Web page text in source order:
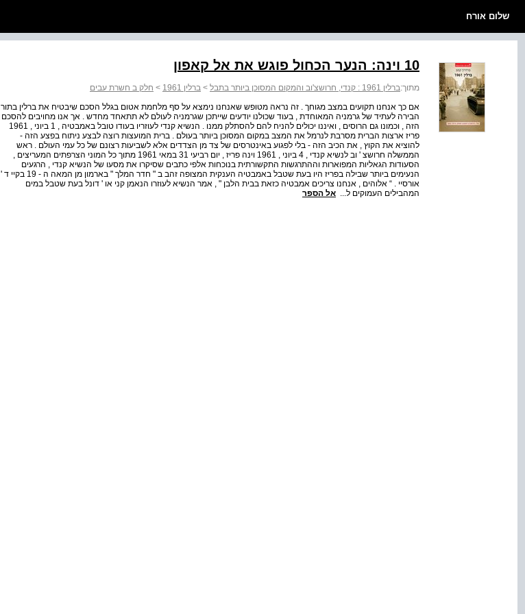
שלום אורח
10 וינה: הנער הכחול פוגש את אל קאפון
מתוך:ברלין 1961 : קנדי, חרושצ'וב והמקום המסוכן ביותר בתבל > ברלין 1961 > חלק ב חשרת עבים
אם כך אנחנו תקועים במצב מגוחך . זה נראה מטופש שאנחנו נימצא על סף מלחמת אטום בגלל הסכם שיבטיח את ברלין בתור
הבירה לעתיד של גרמניה המאוחדת , בעוד שכולנו יודעים שייתכן שגרמניה לעולם לא תתאחד מחדש . אך אנו מחויבים להסכם
הזה , וכמונו גם הרוסים , ואיננו יכולים להניח להם להסתלק ממנו . הנשיא קנדי לעוזריו בעודו טובל באמבטיה , 1 ביוני , 1961
פריז ארצות הברית מסרבת לנרמל את המצב במקום המסוכן ביותר בעולם . ברית המועצות רוצה לבצע ניתוח בפצע הזה -
להוציא את הקוץ , את הכיב הזה - בלי לפגוע באינטרסים של צד מן הצדדים אלא לשביעות רצונם של כל עמי העולם . ראש
הממשלה חרושצ ' וב לנשיא קנדי , 4 ביוני , 1961 וינה פריז , יום רביעי 31 במאי 1961 מתוך כל המוני הצרפתים המעריצים ,
הסעודות הגאליות המפוארות וההתרגשות התקשורתית בנוכחות אלפי כתבים שסיקרו את מסעו של הנשיא קנדי , הרגעים
הנעימים ביותר שבילה בפריז היו בעת שטבל באמבטיה הענקית המצופה זהב ב " חדר המלך " בארמון מן המאה ה - 19 בקיי ד '
אורסיי . “ אלוהים , אנחנו צריכים אמבטיה כזאת בבית הלבן " , אמר הנשיא לעוזרו הנאמן קני או ' דונל בעת שטבל במים
המהבילים העמוקים ל... אל הספר